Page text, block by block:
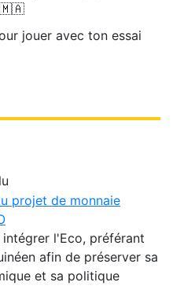
🇲🇦
jouer avec ton essai
projet de monnaie
intégrer l'Eco, préférant
afin de préserver sa
et sa politique